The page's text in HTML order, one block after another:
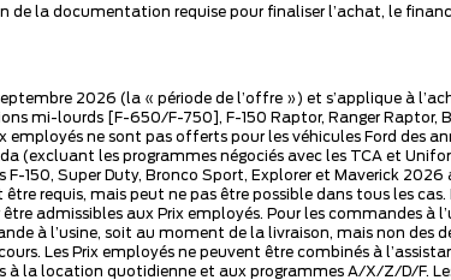
la documentation requise pour finaliser l’achat, le
2026 (la « période de l’offre ») et s’applique à
mi-lourds [F-650/F-750], F-150 Raptor, Ranger Raptor,
employés ne sont pas offerts pour les véhicules Ford des
les programmes négociés avec les TCA et
Super Duty, Bronco Sport, Explorer et Maverick 2026
requis, mais peut ne pas être possible dans tous les
admissibles aux Prix employés. Pour les commandes à
à l’usine, soit au moment de la livraison, mais non des
Les Prix employés ne peuvent être combinés à
la location quotidienne et aux programmes A/X/Z/D/F.